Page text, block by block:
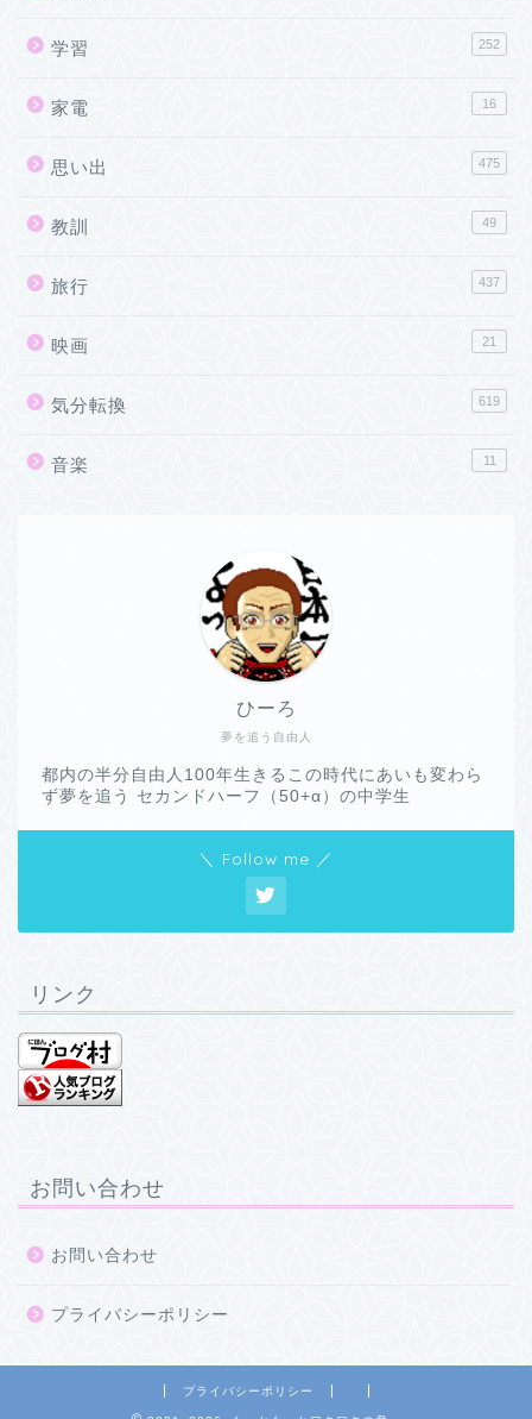
学習 252
家電 16
思い出 475
教訓 49
旅行 437
映画 21
気分転換 619
音楽 11
夢を追う自由人
ひーろ
都内の半分自由人100年生きるこの時代にあいも変わら
ず夢を追う セカンドハーフ（50+α）の中学生
＼ Follow me ／
リンク
お問い合わせ
お問い合わせ
プライバシーポリシー
プライバシーポリシー